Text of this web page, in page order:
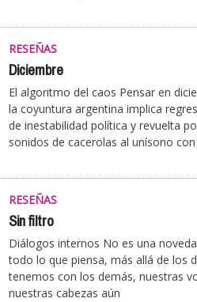
RESEÑAS
Diciembre
El algoritmo del caos Pensar en
la coyuntura argentina implica
de inestabilidad política y revuelta
sonidos de cacerolas al unísono con
RESEÑAS
Sin filtro
Diálogos internos No es una
todo lo que piensa, más allá de los
tenemos con los demás, nuestras
nuestras cabezas aún